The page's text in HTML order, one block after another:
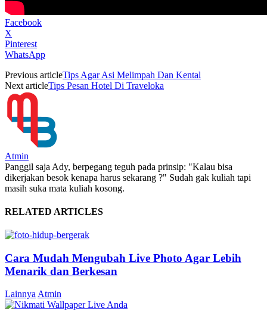
Facebook
X
Pinterest
WhatsApp
Previous articleTips Agar Asi Melimpah Dan Kental
Next articleTips Pesan Hotel Di Traveloka
Atmin
Panggil saja Ady, berpegang teguh pada prinsip: "Kalau bisa
dikerjakan besok kenapa harus sekarang ?" Sudah gak kuliah tapi
masih suka mata kuliah kosong.
RELATED ARTICLES
Cara Mudah Mengubah Live Photo Agar Lebih
Menarik dan Berkesan
LainnyaAtmin